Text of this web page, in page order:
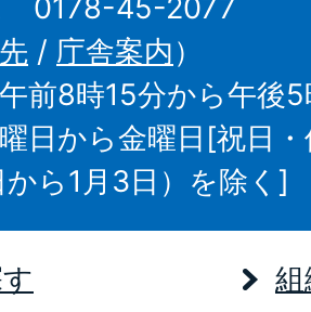
0178-45-2077
/ 庁舎案内）
前8時15分から午後5
日から金曜日[祝日
から1月3日）を除く]